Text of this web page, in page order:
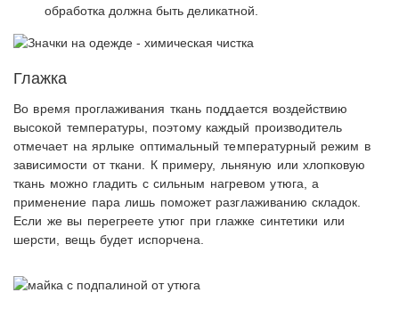
обработка должна быть деликатной.
Глажка
Во время проглаживания ткань поддается воздействию
высокой температуры, поэтому каждый производитель
отмечает на ярлыке оптимальный температурный режим в
зависимости от ткани. К примеру, льняную или хлопковую
ткань можно гладить с сильным нагревом утюга, а
применение пара лишь поможет разглаживанию складок.
Если же вы перегреете утюг при глажке синтетики или
шерсти, вещь будет испорчена.